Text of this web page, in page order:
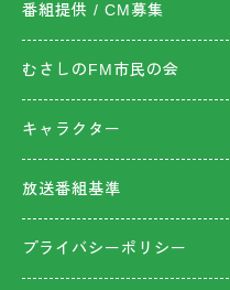
番組提供 / CM募集
むさしのFM市民の会
キャラクター
放送番組基準
プライバシーポリシー